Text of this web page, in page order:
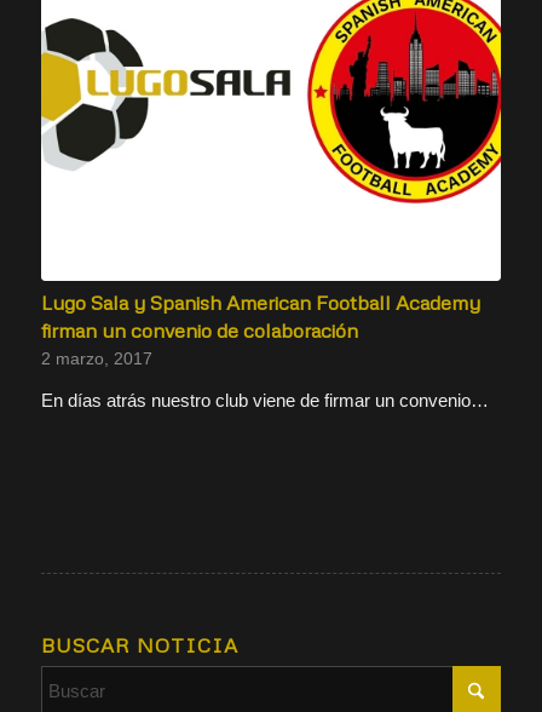
Lugo Sala y Spanish American Football Academy
firman un convenio de colaboración
2 marzo, 2017
En días atrás nuestro club viene de firmar un convenio…
BUSCAR NOTICIA